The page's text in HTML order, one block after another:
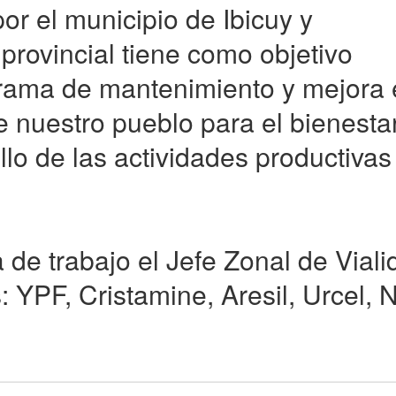
el municipio de Ibicuy y
tiene como objetivo
de mantenimiento y mejora
nuestro pueblo para el
de las actividades
trabajo el Jefe Zonal de
Cristamine, Aresil, Urcel,